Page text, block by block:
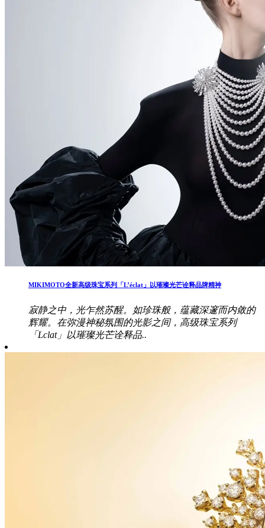
MIKIMOTO全新高级珠宝系列「L’éclat」以璀璨光芒诠释品牌精神
寂静之中，光乍然苏醒。如珍珠般，蕴藏深邃而内敛的
辉耀。在弥漫神秘氛围的光影之间，高级珠宝系列
「Lclat」以璀璨光芒诠释品..